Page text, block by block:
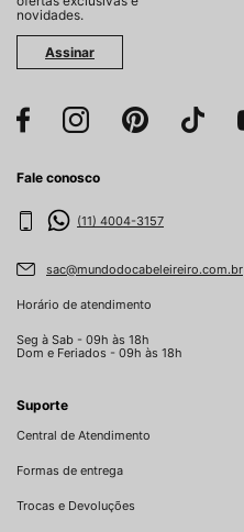
novidades.
Assinar
Fale conosco
(11) 4004-3157
sac@mundodocabeleireiro.com.br
Horário de atendimento
Seg à Sab - 09h às 18h
Dom e Feriados - 09h às 18h
Suporte
Central de Atendimento
Formas de entrega
Trocas e Devoluções